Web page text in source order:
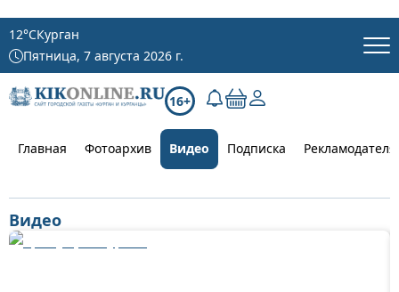
12°CКурган
Пятница, 7 августа 2026 г.
16+
Главная Фотоархив Видео Подписка
Видео